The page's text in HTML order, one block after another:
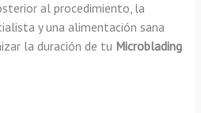
al procedimiento, la
y una alimentación sana
la duración de tu Microblading